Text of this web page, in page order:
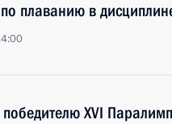
плаванию в
XVI